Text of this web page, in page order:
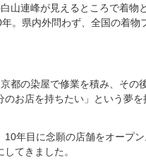
山連峰が見えるところで着物
。県内外問わず、全国の着物
都の染屋で修業を積み、その
お店を持ちたい」という夢
年目に念願の店舗をオープ
てきました。